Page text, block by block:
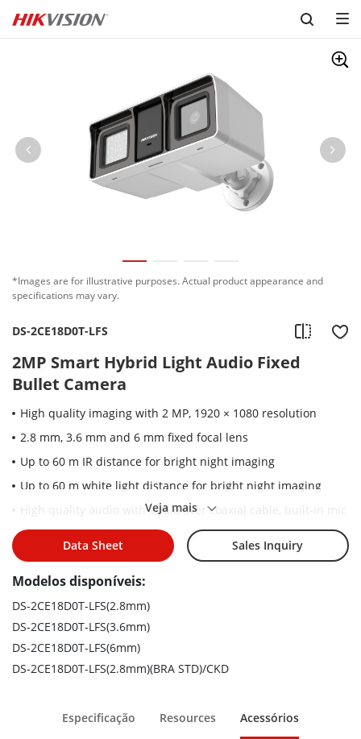
Skip to content
*Images are for illustrative purposes. Actual product appearance and
specifications may vary.
DS-2CE18D0T-LFS
2MP Smart Hybrid Light Audio Fixed
Bullet Camera
High quality imaging with 2 MP, 1920 × 1080 resolution
2.8 mm, 3.6 mm and 6 mm fixed focal lens
Up to 60 m IR distance for bright night imaging
Up to 60 m white light distance for bright night imaging
High quality audio with audio over coaxial cable, built-in mic
One port for four switchable signals (TVI/AHD/CVI/CVBS）
Water and dust resistant (IP67)
Smart-Hybrid light, optimize your security with flexible
lighting options
Veja mais
Data Sheet Sales Inquiry
Modelos disponíveis:
DS-2CE18D0T-LFS(2.8mm)
DS-2CE18D0T-LFS(3.6mm)
DS-2CE18D0T-LFS(6mm)
DS-2CE18D0T-LFS(2.8mm)(BRA STD)/CKD
Especificação Resources Acessórios